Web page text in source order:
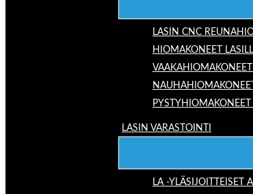
LASIN CNC
HIOMAKONEET
VAAKAHIOMAKONEET
PYSTYHIOMAKONEET
LASIN VARASTOINTI
LA -YLÄSIJOITTEISET